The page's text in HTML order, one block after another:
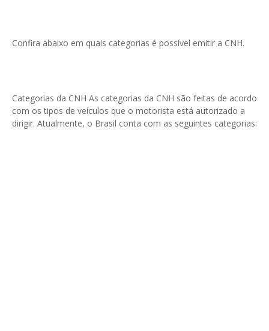
Confira abaixo em quais categorias é possível emitir a CNH.
Categorias da CNH As categorias da CNH são feitas de acordo
com os tipos de veículos que o motorista está autorizado a
dirigir. Atualmente, o Brasil conta com as seguintes categorias: